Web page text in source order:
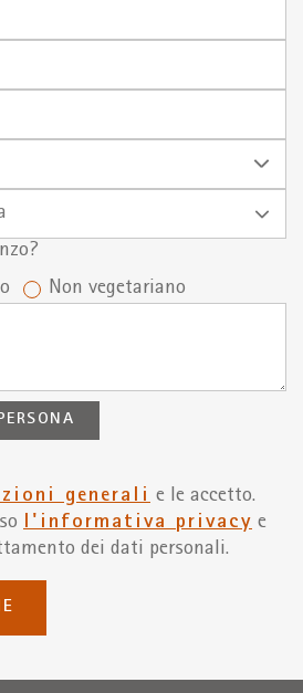
Non vegetariano
generali e le accetto.
l'informativa privacy e
dei dati personali.